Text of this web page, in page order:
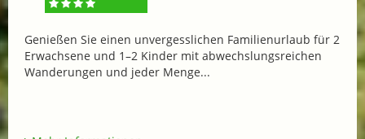
Genießen Sie einen unvergesslichen Familienurlaub für 2
Erwachsene und 1–2 Kinder mit abwechslungsreichen
Wanderungen und jeder Menge...